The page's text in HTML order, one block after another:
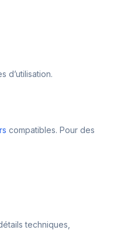
d’utilisation.
compatibles. Pour des
techniques,